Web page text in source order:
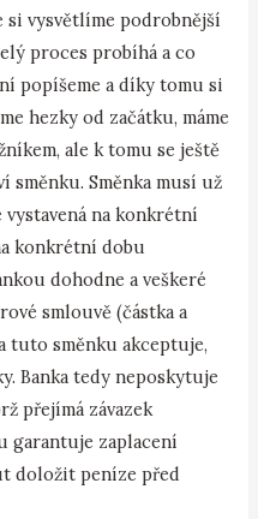
si vysvětlíme podrobnější
proces probíhá a co
popíšeme a díky tomu si
hezky od začátku, máme
ale k tomu se ještě
směnku. Směnka musí už
na konkrétní
konkrétní dobu
dohodne a veškeré
smlouvě (částka a
tuto směnku akceptuje,
Banka tedy neposkytuje
přejímá závazek
garantuje zaplacení
doložit peníze před